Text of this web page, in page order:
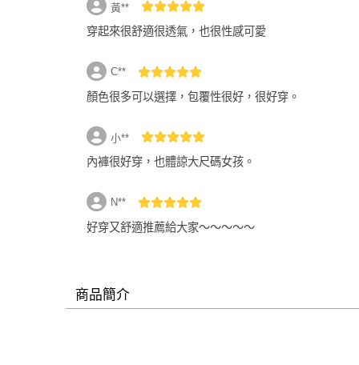
黃**
穿起來很舒適很透氣，也很性感可愛
C**
顏色很多可以選擇，包覆性很好，很好穿。
小**
內褲很好穿，也體諒大尺碼女孩。
N**
好穿又舒適推薦給大家～～～～～
商品簡介